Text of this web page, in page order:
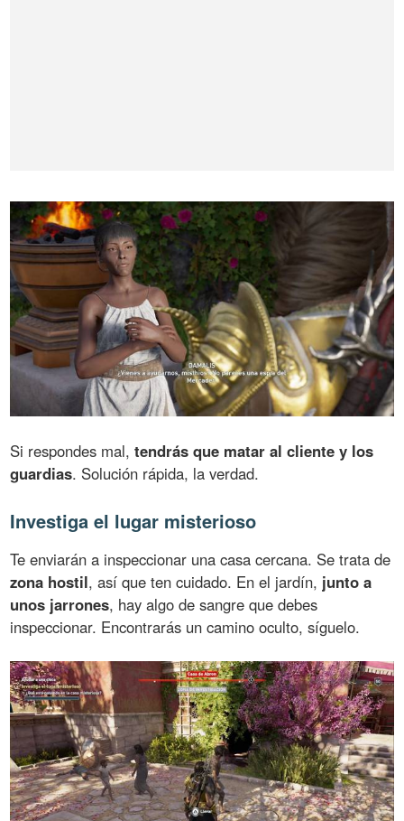
Si respondes mal,tendrás que matar al cliente y los
guardias. Solución rápida, la verdad.
Investiga el lugar misterioso
Te enviarán a inspeccionar una casa cercana. Se trata de
zona hostil, así que ten cuidado. En el jardín, junto a
unos jarrones, hay algo de sangre que debes
inspeccionar. Encontrarás un camino oculto, síguelo.